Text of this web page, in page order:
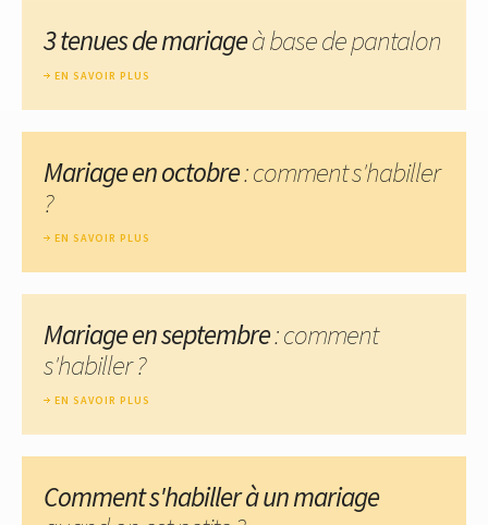
3 tenues de mariageà base de pantalon
EN SAVOIR PLUS
Mariage en octobre: comment s'habiller
?
EN SAVOIR PLUS
Mariage en septembre: comment
s'habiller ?
EN SAVOIR PLUS
Comment s'habiller à un mariage